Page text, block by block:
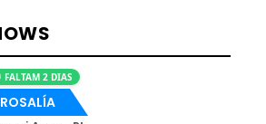
FALTAM 2 DIAS
ROSALÍA